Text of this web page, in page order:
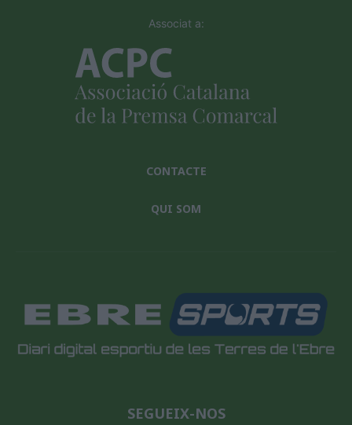
Associat a:
CONTACTE
QUI SOM
SEGUEIX-NOS